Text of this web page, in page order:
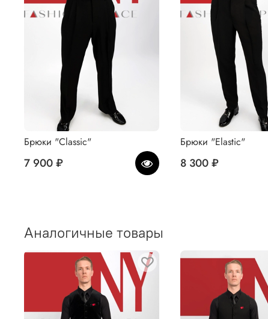
Брюки "Classic"
7 900 ₽
Брюки "Elastic"
8 300 ₽
Аналогичные товары